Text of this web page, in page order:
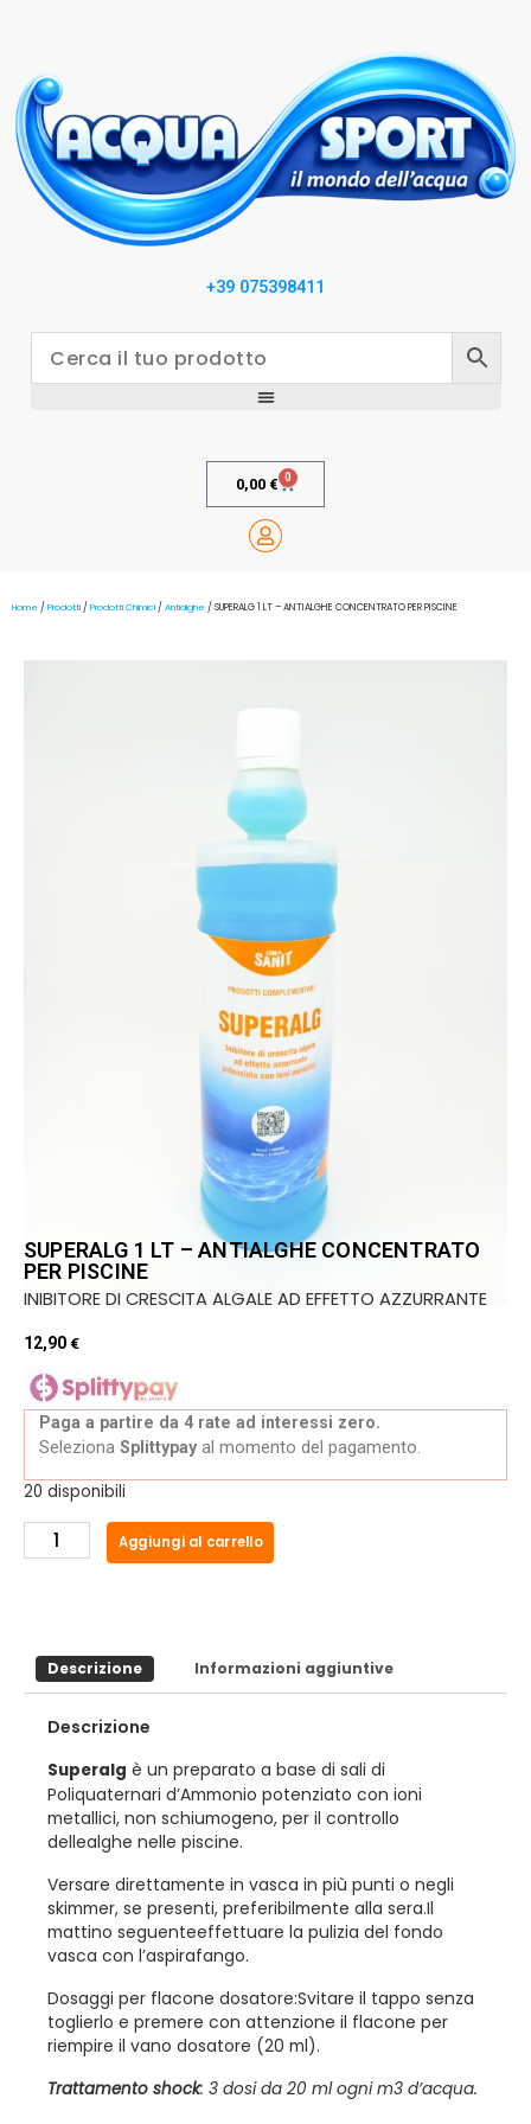
+39 075398411
0,00 € 0
Home / Prodotti/ Prodotti Chimici/ Antialghe / SUPERALG 1 LT – ANTIALGHE CONCENTRATO PER PISCINE
SUPERALG 1 LT – ANTIALGHE CONCENTRATO
PER PISCINE
INIBITORE DI CRESCITA ALGALE AD EFFETTO AZZURRANTE
12,90€
Paga a partire da 4 rate ad interessi zero.
Seleziona Splittypay al momento del pagamento.
20 disponibili
Aggiungi al carrello
Descrizione Informazioni aggiuntive
Descrizione
Superalg è un preparato a base di sali di
Poliquaternari d’Ammonio potenziato con ioni
metallici, non schiumogeno, per il controllo
dellealghe nelle piscine.
Versare direttamente in vasca in più punti o negli
skimmer, se presenti, preferibilmente alla sera.Il
mattino seguenteeffettuare la pulizia del fondo
vasca con l’aspirafango.
Dosaggi per flacone dosatore:Svitare il tappo senza
toglierlo e premere con attenzione il flacone per
riempire il vano dosatore (20 ml).
Trattamento shock: 3 dosi da 20 ml ogni m3 d’acqua.